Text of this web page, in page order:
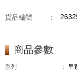
貨品編號 :
商品參數
系列 ： 皇